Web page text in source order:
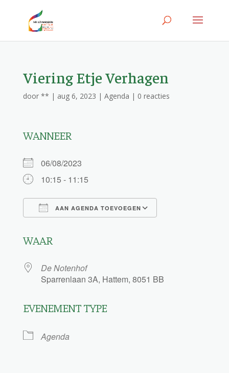
Viering Etje Verhagen
door ** | aug 6, 2023 | Agenda | 0 reacties
WANNEER
06/08/2023
10:15 - 11:15
AAN AGENDA TOEVOEGEN
WAAR
De Notenhof
Sparrenlaan 3A, Hattem, 8051 BB
EVENEMENT TYPE
Agenda